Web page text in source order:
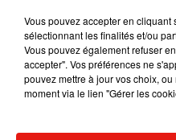
5 août 2026
Benny
Becky G
Vous pouvez accepter en cliquant
sélectionnant les finalités et/ou
Vous pouvez également refuser
accepter". Vos préférences ne
pouvez mettre à jour vos choix,
moment via le lien "Gérer les